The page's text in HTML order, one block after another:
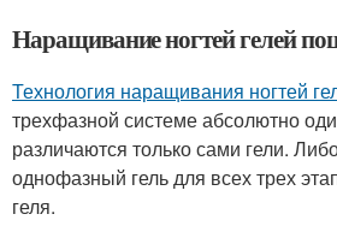
Наращивание ногтей гелей
Технология наращивания ногтей
трехфазной системе абсолютно
различаются только сами гели.
однофазный гель для всех трех
геля.